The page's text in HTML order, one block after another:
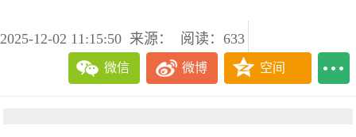
2025-12-02 11:15:50 来源： 阅读：633
微信 微博 空间